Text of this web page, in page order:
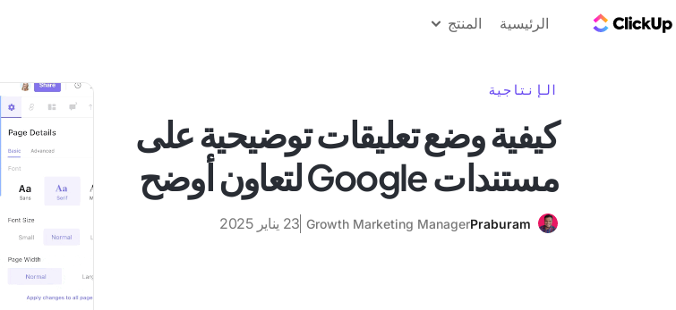
الرئيسية المنتج
الإنتاجية
كيفية وضع تعليقات توضيحية على
مستندات Google لتعاون أوضح
Praburam
Growth Marketing Manager 23 يناير 2025